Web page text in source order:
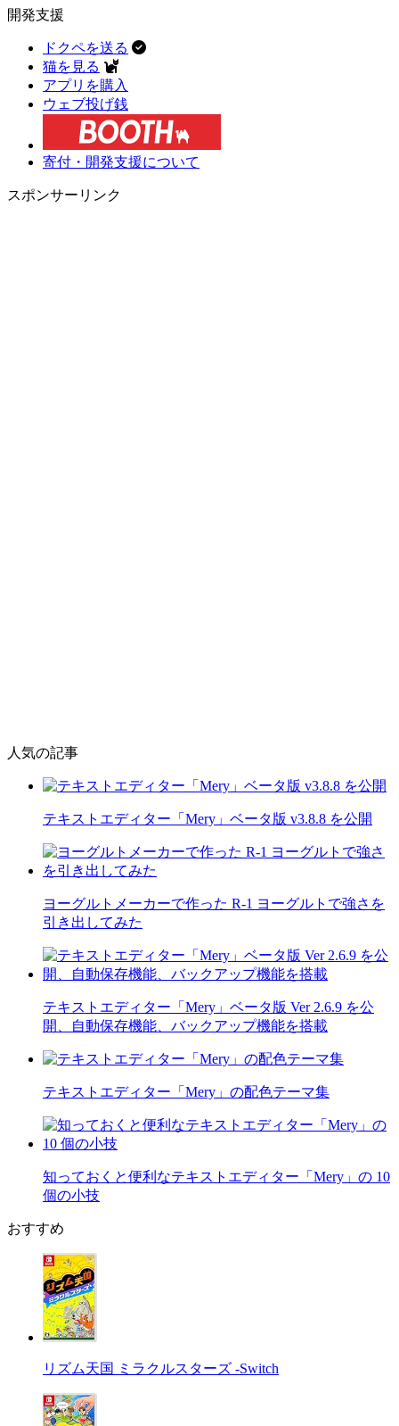
開発支援
ドクペを送る
猫を見る
アプリを購入
ウェブ投げ銭
寄付・開発支援について
スポンサーリンク
人気の記事
テキストエディター「Mery」ベータ版 v3.8.8 を公開
ヨーグルトメーカーで作った R-1 ヨーグルトで強さを
引き出してみた
テキストエディター「Mery」ベータ版 Ver 2.6.9 を公
開、自動保存機能、バックアップ機能を搭載
テキストエディター「Mery」の配色テーマ集
知っておくと便利なテキストエディター「Mery」の 10
個の小技
おすすめ
リズム天国 ミラクルスターズ -Switch